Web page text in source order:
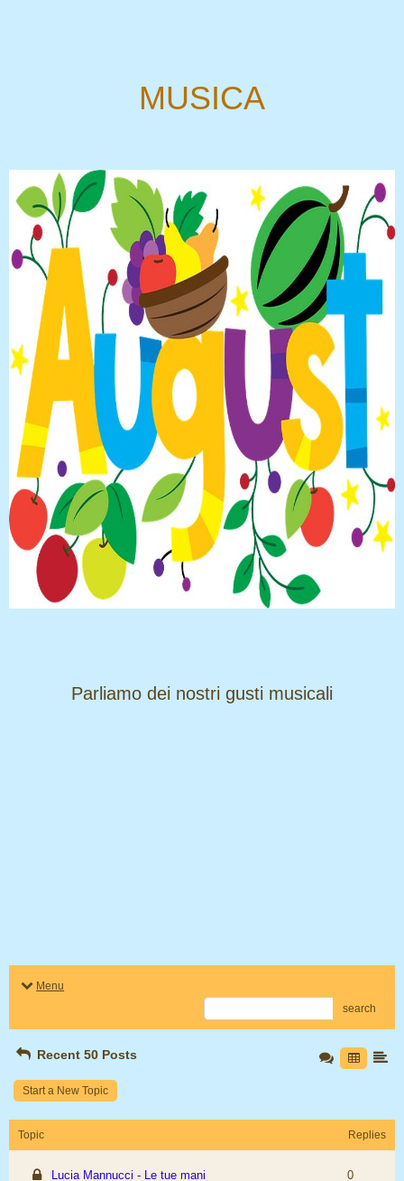
MUSICA
​​​​​​​Parliamo dei nostri gusti musicali
Menu
search
Recent 50 Posts
Start a New Topic
Topic Replies
Lucia Mannucci - Le tue mani 0